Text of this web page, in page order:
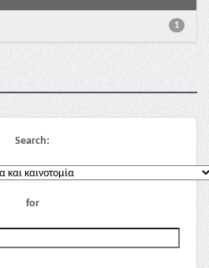
1
Search:
for